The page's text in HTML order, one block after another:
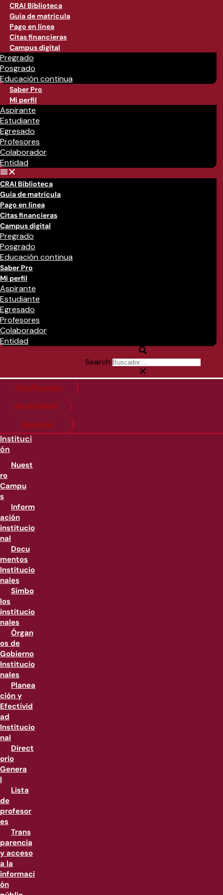
CRAI Biblioteca
Guía de matrícula
Pago en línea
Citas financieras
Campus digital
Pregrado
Posgrado
Educación continua
Saber Pro
Mi perfil
Aspirante
Estudiante
Egresado
Profesores
Colaborador
Entidad
CRAI Biblioteca
Guía de matrícula
Pago en línea
Citas financieras
Campus digital
Pregrado
Posgrado
Educación continua
Saber Pro
Mi perfil
Aspirante
Estudiante
Egresado
Profesores
Colaborador
Entidad
Search
Citas financieras
Guía de matricula
Pago en línea
Instituci
ón
Nuest
ro
Campu
s
Inform
ación
institucio
nal
Docu
mentos
Institucio
nales
Símbo
los
institucio
nales
Órgan
os de
Gobierno
Institucio
nales
Planea
ción y
Efectivid
ad
Institucio
nal
Direct
orio
Genera
l
Lista
de
profesor
es
Trans
parencia
y acceso
a la
informaci
ón